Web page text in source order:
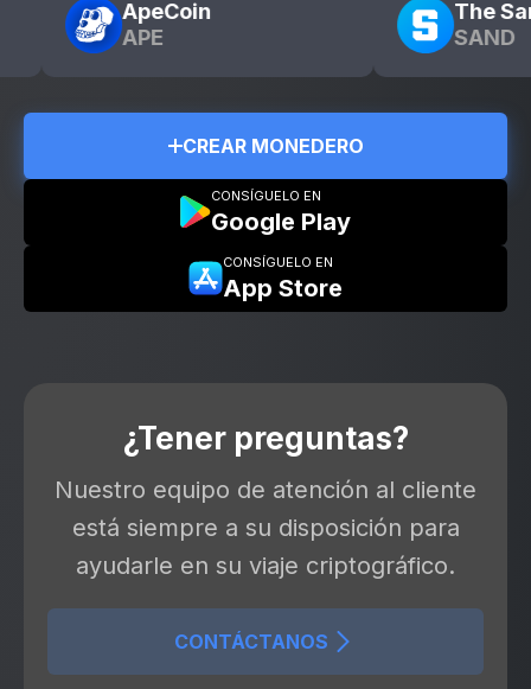
ApeCoin
The Sandbox
SAND
CREAR MONEDERO
CONSÍGUELO EN
Google Play
CONSÍGUELO EN
App Store
¿Tener preguntas?
Nuestro equipo de atención al cliente
está siempre a su disposición para
ayudarle en su viaje criptográfico.
CONTÁCTANOS